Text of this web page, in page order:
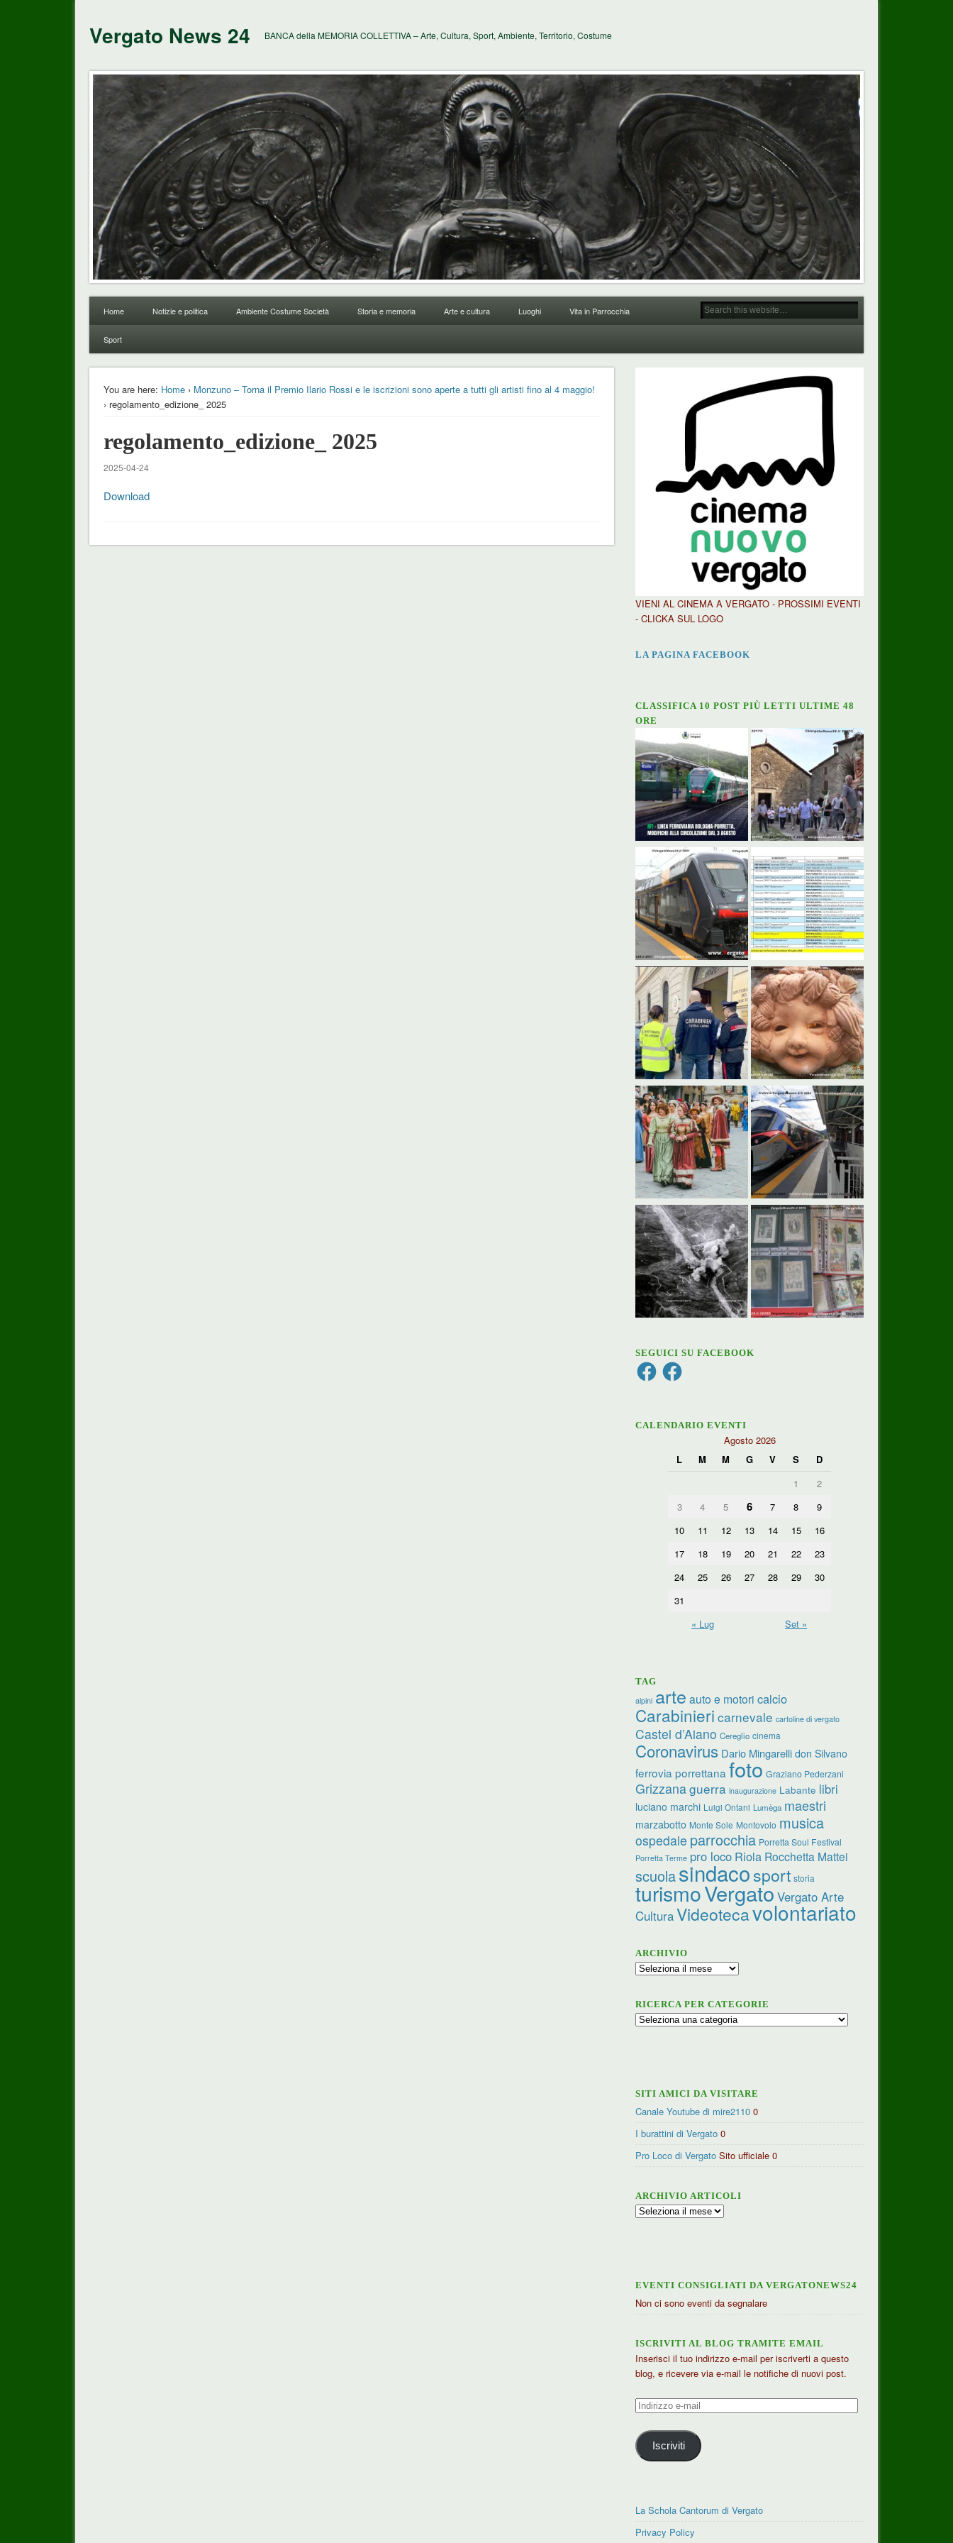
Vergato News 24 BANCA della MEMORIA COLLETTIVA – Arte, Cultura, Sport, Ambiente, Territorio, Costume
Home Notizie e politica Ambiente Costume Società Storia e memoria Arte e cultura Luoghi Vita in Parrocchia
Sport
You are here: Home› Monzuno – Torna il Premio Ilario Rossi e le iscrizioni sono aperte a tutti gli artisti fino al 4 maggio!
› regolamento_edizione_ 2025
regolamento_edizione_ 2025
2025-04-24
Download
VIENI AL CINEMA A VERGATO - PROSSIMI EVENTI
- CLICKA SUL LOGO
LA PAGINA FACEBOOK
CLASSIFICA 10 POST PIÙ LETTI ULTIME 48
ORE
SEGUICI SU FACEBOOK
FacebookFacebook
CALENDARIO EVENTI
Agosto 2026
L
M M G V S
D
1
2
3
4 5 6 7 8
9
10
11 12 13 14 15
16
17
18 19 20 21 22
23
24
25 26 27 28 29
30
31
« Lug
Set »
TAG
alpini arte auto e motori calcio
Carabinieri carnevale cartoline di vergato
Castel d’Aiano Cereglio cinema
Coronavirus Dario Mingarelli don Silvano
ferrovia porrettana foto Graziano Pederzani
Grizzanaguerra inaugurazione Labante libri
luciano marchi Luigi Ontani Lumèga maestri
marzabotto Monte Sole Montovolo musica
ospedale parrocchia Porretta Soul Festival
Porretta Terme pro loco Riola Rocchetta Mattei
scuolasindacosport storia
turismoVergato Vergato Arte
CulturaVideotecavolontariato
ARCHIVIO
Archivio
RICERCA PER CATEGORIE
Ricerca
SITI AMICI DA VISITARE
Canale Youtube di mire2110 0
I burattini di Vergato 0
Pro Loco di Vergato Sito ufficiale 0
ARCHIVIO ARTICOLI
Archivio
EVENTI CONSIGLIATI DA VERGATONEWS24
Non ci sono eventi da segnalare
ISCRIVITI AL BLOG TRAMITE EMAIL
Inserisci il tuo indirizzo e-mail per iscriverti a questo
blog, e ricevere via e-mail le notifiche di nuovi post.
Indirizzo
mail
Iscriviti
La Schola Cantorum di Vergato
Privacy Policy